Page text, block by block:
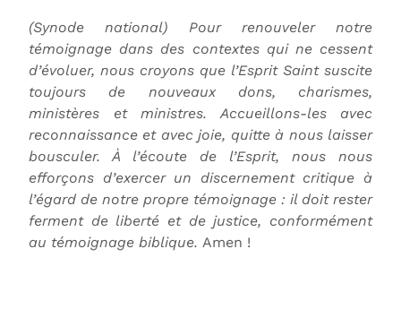
(Synode national) Pour renouveler notre
témoignage dans des contextes qui ne cessent
d’évoluer, nous croyons que l’Esprit Saint suscite
toujours de nouveaux dons, charismes,
ministères et ministres. Accueillons-les avec
reconnaissance et avec joie, quitte à nous laisser
bousculer. À l’écoute de l’Esprit, nous nous
efforçons d’exercer un discernement critique à
l’égard de notre propre témoignage : il doit rester
ferment de liberté et de justice, conformément
au témoignage biblique. Amen !